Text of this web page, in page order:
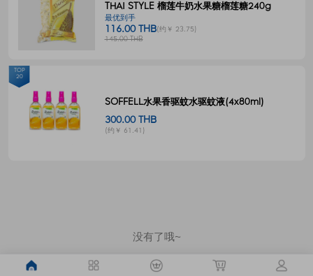
THAI STYLE 榴莲牛奶水果糖榴莲糖240g
最优到手
116.00 THB(约￥ 23.75)
145.00 THB
SOFFELL水果香驱蚊水驱蚊液(4x80ml)
300.00 THB
(约￥ 61.41)
TOP
20
没有了哦~